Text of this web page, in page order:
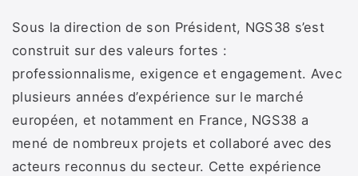
Sous la direction de son Président, NGS38 s’est
construit sur des valeurs fortes :
professionnalisme, exigence et engagement. Avec
plusieurs années d’expérience sur le marché
européen, et notamment en France, NGS38 a
mené de nombreux projets et collaboré avec des
acteurs reconnus du secteur. Cette expérience